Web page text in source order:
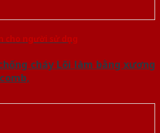
cho người sử dụng
cháy Lõi làm bằng xương